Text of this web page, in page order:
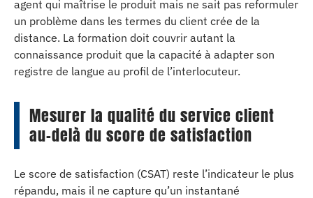
agent qui maîtrise le produit mais ne sait pas reformuler
un problème dans les termes du client crée de la
distance. La formation doit couvrir autant la
connaissance produit que la capacité à adapter son
registre de langue au profil de l’interlocuteur.
Mesurer la qualité du service client
au-delà du score de satisfaction
Le score de satisfaction (CSAT) reste l’indicateur le plus
répandu, mais il ne capture qu’un instantané